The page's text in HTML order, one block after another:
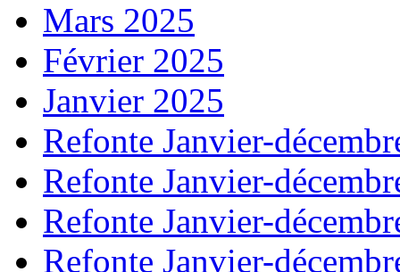
Mars 2025
Février 2025
Janvier 2025
Refonte Janvier-
Refonte Janvier-
Refonte Janvier-
Refonte Janvier-